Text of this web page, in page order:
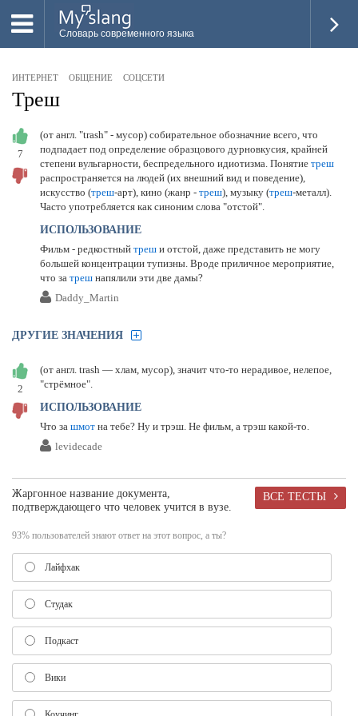
Словарь современного языка
НОВОЕ
ПОПУЛЯРНОЕ
ПРОВЕРИТЬ ЗНАНИЯ
ДОБАВИТЬ СЛОВО
ПРОСВЕТИТЕЛИ
ВОЙТИ
ИНТЕРНЕТ ОБЩЕНИЕ СОЦСЕТИ
Треш
7
(от англ. "trash" - мусор) собирательное обозначние всего, что
подпадает под определение образцового дурновкусия, крайней
степени вульгарности, беспредельного идиотизма. Понятие треш
распространяется на людей (их внешний вид и поведение),
искусство (треш-арт), кино (жанр - треш), музыку (треш-металл).
Часто употребляется как синоним слова "отстой".
ИСПОЛЬЗОВАНИЕ
Фильм - редкостный треш и отстой, даже представить не могу
большей концентрации тупизны. Вроде приличное мероприятие,
что за треш напялили эти две дамы?
Daddy_Martin
ДРУГИЕ ЗНАЧЕНИЯ
2
(от англ. trash — хлам, мусор), значит что-то нерадивое, нелепое,
"стрёмное".
ИСПОЛЬЗОВАНИЕ
Что за шмот на тебе? Ну и трэш. Не фильм, а трэш какой-то.
levidecade
ВСЕ ТЕСТЫ
Жаргонное название документа,
подтверждающего что человек учится в вузе.
93% пользователей знают ответ на этот вопрос, а ты?
Лайфхак
Студак
Подкаст
Вики